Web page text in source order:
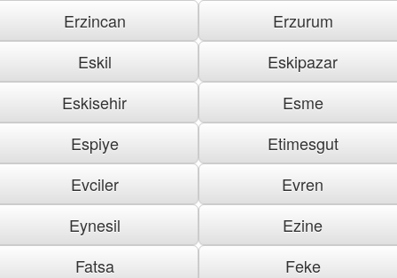
Erzincan
Erzurum
Eskil
Eskipazar
Eskisehir
Esme
Espiye
Etimesgut
Evciler
Evren
Eynesil
Ezine
Fatsa
Feke